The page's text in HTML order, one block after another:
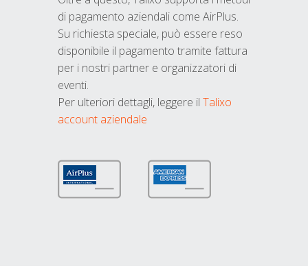
di pagamento aziendali come AirPlus.
Su richiesta speciale, può essere reso
disponibile il pagamento tramite fattura
per i nostri partner e organizzatori di
eventi.
Per ulteriori dettagli, leggere il Talixo
account aziendale